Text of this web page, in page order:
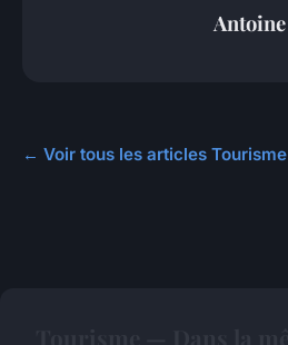
Antoine
← Voir tous les articles Tourisme